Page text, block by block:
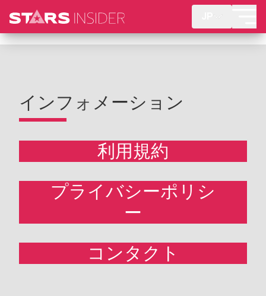
インフォメーション
利用規約
プライバシーポリシ
ー
コンタクト